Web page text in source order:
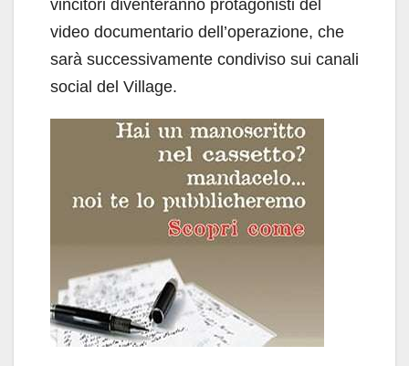
vincitori diventeranno protagonisti del
video documentario dell’operazione, che
sarà successivamente condiviso sui canali
social del Village.